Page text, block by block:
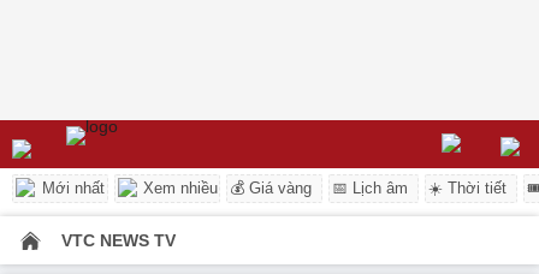
Mới nhất Xem nhiều 💰 Giá vàng 📅 Lịch âm ☀️ Thời tiết
VTC NEWS TV